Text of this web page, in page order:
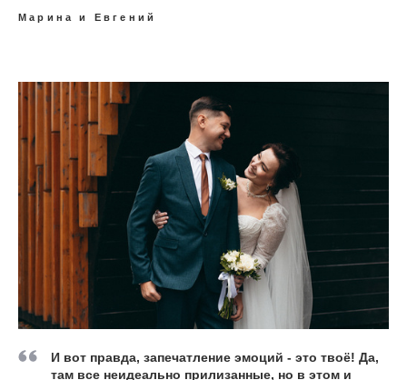
Марина и Евгений
И вот правда, запечатление эмоций - это твоё! Да,
там все неидеально прилизанные, но в этом и